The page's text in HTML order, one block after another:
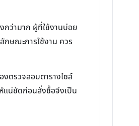
กว่ามาก ผู้ที่ใช้งานบ่อย
กษณะการใช้งาน ควร
ตรวจสอบตารางไซส์
แน่ชัดก่อนสั่งซื้อจึงเป็น